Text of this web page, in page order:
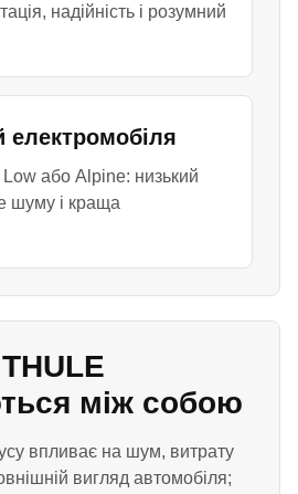
надійність і розумний
електромобіля
або Alpine: низький
шуму і краща
між собою
впливає на шум, витрату
вигляд автомобіля;